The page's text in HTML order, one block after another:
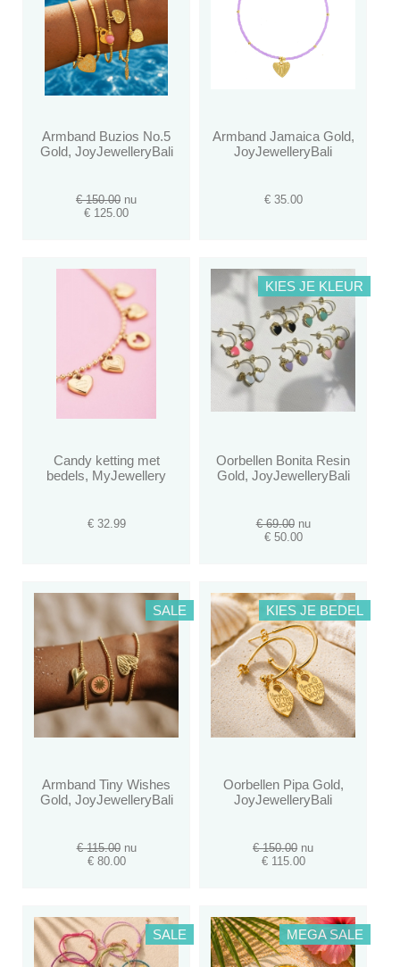
Armband Buzios No.5
Gold, JoyJewelleryBali
€ 150.00 nu
€ 125.00
Armband Jamaica Gold,
JoyJewelleryBali
€ 35.00
Candy ketting met
bedels, MyJewellery
€ 32.99
KIES JE KLEUR
Oorbellen Bonita Resin
Gold, JoyJewelleryBali
€ 69.00nu
€ 50.00
SALE
Armband Tiny Wishes
Gold, JoyJewelleryBali
€ 115.00nu
€ 80.00
KIES JE BEDEL
Oorbellen Pipa Gold,
JoyJewelleryBali
€ 150.00 nu
€ 115.00
SALE MEGA SALE